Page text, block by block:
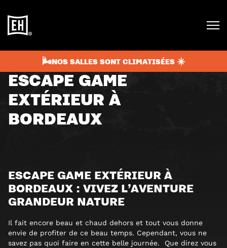
🌬️NOS SALLES SONT CLIMATISÉES ☀️
ESCAPE GAME
EXTÉRIEUR À
BORDEAUX
ESCAPE GAME EXTÉRIEUR À
BORDEAUX : VIVEZ L’AVENTURE
GRANDEUR NATURE
Il fait encore beau et chaud dehors et tout vous donne
envie de profiter de ce beau temps. Cependant, vous ne
savez pas quoi faire en cette belle journée. Que direz vous